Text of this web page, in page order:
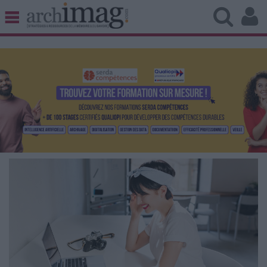
BIBLIOTHÈQUE ÉDITION
UNIVERS DATA
TRAVAIL COLLABORATIF
VIE NUMÉRIQUE
NUMÉRIQUE RESPONSABLE
LES DOSSIERS
LES NEWSLETTERS
LE MAGAZINE